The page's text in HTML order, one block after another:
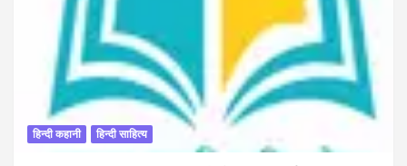
हिन्दी कहानी हिन्दी साहित्य